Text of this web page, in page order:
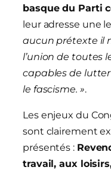
basquedu Parti
leur adresse une
aucun prétexte il
l’union de toutes
capables de
le fascisme. ».
Les enjeux du
sont clairement
présentés :
travail, aux